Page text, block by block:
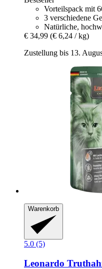
Vorteilspack mit
3 verschiedene
Natürliche,
€ 34,99 (€ 6,24 / kg)
Zustellung bis 13.
Warenkorb
5.0 (5)
Leonardo